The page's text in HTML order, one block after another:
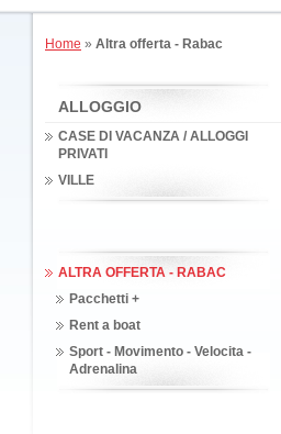
Home » Altra offerta - Rabac
ALLOGGIO
CASE DI VACANZA / ALLOGGI
PRIVATI
VILLE
ALTRA OFFERTA - RABAC
Pacchetti +
Rent a boat
Sport - Movimento - Velocita -
Adrenalina